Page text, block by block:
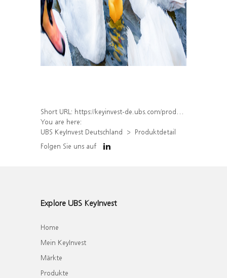
Short URL: https://keyinvest-de.ubs.com/produkt/detail/index/isin/DE000WA6NR49
You are here:
UBS KeyInvest Deutschland
Produktdetail
Folgen Sie uns auf
Explore UBS KeyInvest
Home
Mein KeyInvest
Märkte
Produkte